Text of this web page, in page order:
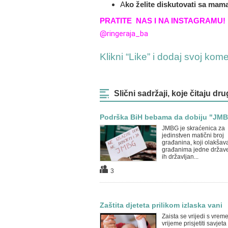
Ako želite diskutovati sa
PRATITE NAS I NA INSTAGRAMU!
@ringeraja_ba
Klikni “Like” i dodaj svoj
Slični sadržaji, koje čitaju
Podrška BiH bebama da dobiju
JMBG je skraćenica za
jedinstven matični broj
građanina, koji
građanima jedne
ih državljan...
3
Zaštita djeteta prilikom izlaska vani
Zaista se vrijedi s
vrijeme prisjetiti savjeta